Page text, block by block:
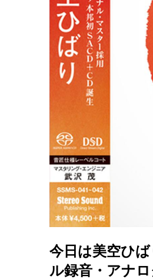
今日は美空ひ
ル録音・アナ